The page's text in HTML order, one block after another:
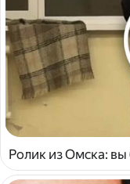
Ролик из Омска: вы